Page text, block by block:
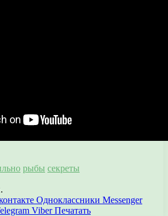
рыбы секреты
Одноклассники Messenger
Viber Печатать